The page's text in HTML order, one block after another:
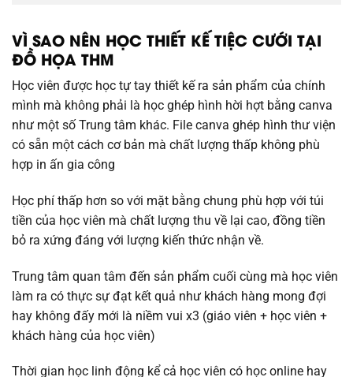
VÌ SAO NÊN HỌC THIẾT KẾ TIỆC CƯỚI TẠI
ĐỒ HỌA THM
Học viên được học tự tay thiết kế ra sản phẩm của chính
mình mà không phải là học ghép hình hời hợt bằng canva
như một số Trung tâm khác. File canva ghép hình thư viện
có sẵn một cách cơ bản mà chất lượng thấp không phù
hợp in ấn gia công
Học phí thấp hơn so với mặt bằng chung phù hợp với túi
tiền của học viên mà chất lượng thu về lại cao, đồng tiền
bỏ ra xứng đáng với lượng kiến thức nhận về.
Trung tâm quan tâm đến sản phẩm cuối cùng mà học viên
làm ra có thực sự đạt kết quả như khách hàng mong đợi
hay không đấy mới là niềm vui x3 (giáo viên + học viên +
khách hàng của học viên)
Thời gian học linh động kể cả học viên có học online hay